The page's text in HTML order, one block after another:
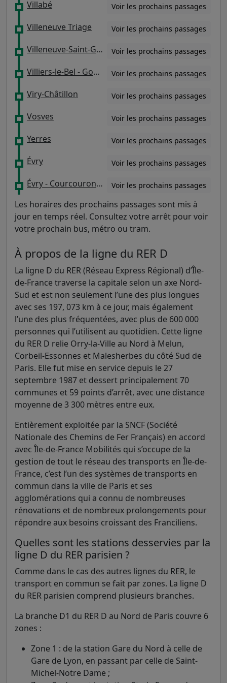
Villabé Voir les prochains passages
Villeneuve Triage Voir les prochains passages
Villeneuve-Saint-Georges Voir les prochains passages
Villiers-le-Bel - Gonesse - Arnouville Voir les prochains passages
Viry-Châtillon Voir les prochains passages
Vosves Voir les prochains passages
Yerres Voir les prochains passages
Évry Voir les prochains passages
Évry - Courcouronnes Voir les prochains passages
Les horaires des prochains passages sont mis à
jour en temps réel. Consultez votre arrêt pour voir
votre prochain bus, métro ou tram.
À propos de la ligne du RER D
La ligne D du RER (Réseau Express Régional) d’Île-
de-France traverse la capitale selon un axe Nord-
Sud et est non seulement l’une des plus longues
avec ses 197, 073 km à ce jour, mais également
l’une des plus fréquentées, avec plus de 600 000
personnes qui l’utilisent au quotidien. Cette ligne
du RER D relie Orry-la-Ville au Nord à Melun,
Corbeil-Essonnes et Malesherbes du côté Sud de
Paris. Elle fut mise en service depuis le 27
septembre 1987 et dessert principalement 70
communes et 59 points d’arrêt, avec une distance
moyenne de 3 300 mètres entre eux.
Entièrement exploitée par la SNCF (Société
Nationale des Chemins de Fer Français) en accord
avec Île-de-France Mobilités qui s’occupe de la
gestion de tout le réseau des transports en Île-de-
France, c’est l’un des systèmes de transports en
commun dans la ville de Paris et ses
agglomérations qui a connu de nombreuses
rénovations et de nombreux prolongements pour
répondre aux besoins croissant des Franciliens.
Quelles sont les stations desservies par la
ligne D du RER parisien ?
Comme dans le cas des autres lignes du RER, le
transport en commun se fait par zones. La ligne D
du RER parisien comprend plusieurs branches.
La branche D1 du RER D au Nord de Paris couvre 6
zones :
Zone 1 : de la station Gare du Nord à celle de
Gare de Lyon, en passant par celle de Saint-
Michel-Notre Dame ;